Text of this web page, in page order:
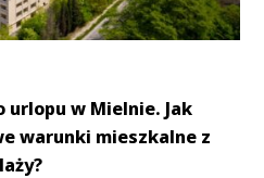
urlopu w Mielnie. Jak
warunki mieszkalne z